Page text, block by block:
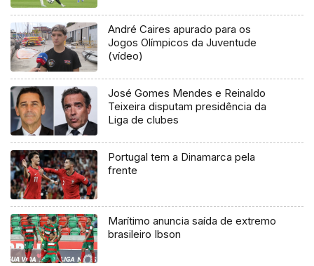
André Caires apurado para os
Jogos Olímpicos da Juventude
(vídeo)
José Gomes Mendes e Reinaldo
Teixeira disputam presidência da
Liga de clubes
Portugal tem a Dinamarca pela
frente
Marítimo anuncia saída de extremo
brasileiro Ibson